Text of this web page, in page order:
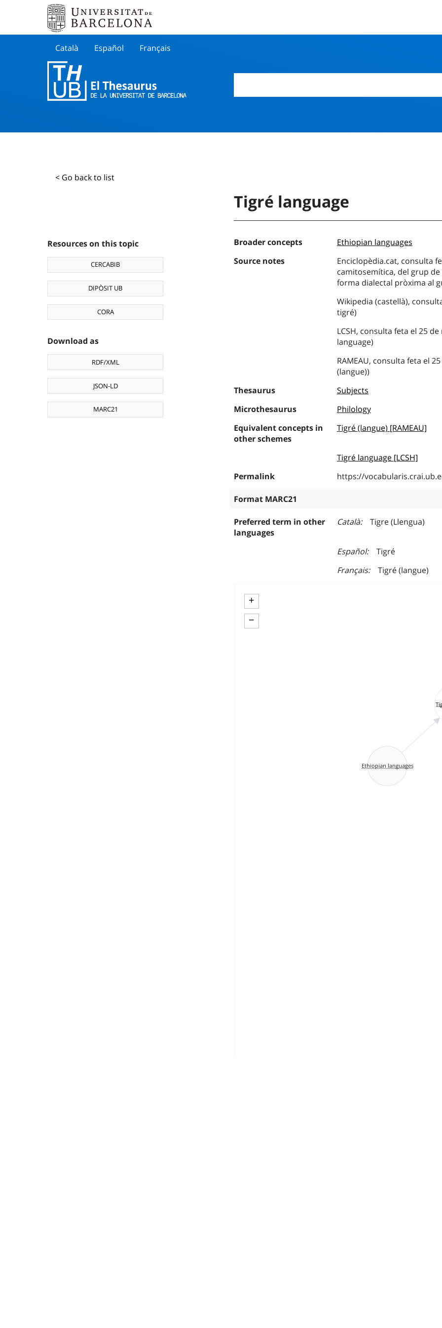
Català Español Français
< Go back to list
Resources on this topic
CERCABIB
DIPÒSIT UB
CORA
Download as
RDF/XML
JSON-LD
MARC21
Tigré language
Broader concepts
Ethiopian languages
Source notes
Enciclopèdia.cat, consulta
camitosemítica, del grup
forma dialectal pròxima al
Wikipedia (castellà),
tigré)
LCSH, consulta feta el 25
language)
RAMEAU, consulta feta el
(langue))
Thesaurus
Subjects
Microthesaurus
Philology
Equivalent concepts in
other schemes
Tigré (langue) [RAMEAU]
Tigré language [LCSH]
Permalink
https://
Format MARC21
Preferred term in other
languages
Català Tigre (Llengua)
Español
Tigré
Français
Tigré (langue)
+
−
Ethiopian languages